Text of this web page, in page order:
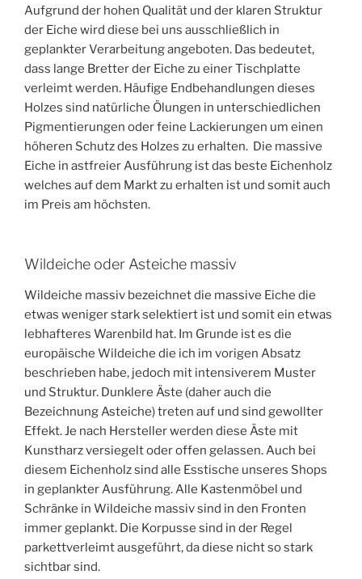
Aufgrund der hohen Qualität und der klaren Struktur
der Eiche wird diese bei uns ausschließlich in
geplankter Verarbeitung angeboten. Das bedeutet,
dass lange Bretter der Eiche zu einer Tischplatte
verleimt werden. Häufige Endbehandlungen dieses
Holzes sind natürliche Ölungen in unterschiedlichen
Pigmentierungen oder feine Lackierungen um einen
höheren Schutz des Holzes zu erhalten. Die massive
Eiche in astfreier Ausführung ist das beste Eichenholz
welches auf dem Markt zu erhalten ist und somit auch
im Preis am höchsten.
Wildeiche oder Asteiche massiv
Wildeiche massiv bezeichnet die massive Eiche die
etwas weniger stark selektiert ist und somit ein etwas
lebhafteres Warenbild hat. Im Grunde ist es die
europäische Wildeiche die ich im vorigen Absatz
beschrieben habe, jedoch mit intensiverem Muster
und Struktur. Dunklere Äste (daher auch die
Bezeichnung Asteiche) treten auf und sind gewollter
Effekt. Je nach Hersteller werden diese Äste mit
Kunstharz versiegelt oder offen gelassen. Auch bei
diesem Eichenholz sind alle Esstische unseres Shops
in geplankter Ausführung. Alle Kastenmöbel und
Schränke in Wildeiche massiv sind in den Fronten
immer geplankt. Die Korpusse sind in der Regel
parkettverleimt ausgeführt, da diese nicht so stark
sichtbar sind.